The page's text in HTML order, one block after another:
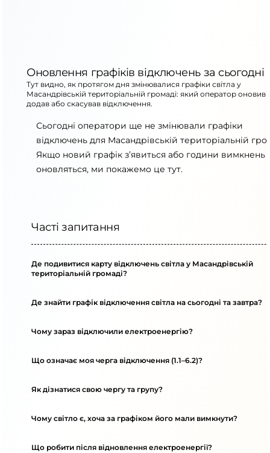
Оновлення графіків відключень за сьогодні
Тут видно, як протягом дня змінювалися графіки світла у
Масандрівській територіальній громаді: який оператор оновив
додав або скасував відключення.
Сьогодні оператори ще не змінювали графіки
відключень для Масандрівській територіальній
Якщо новий графік з’явиться або години вимкнень
оновляться, ми покажемо це тут.
Часті запитання
Де подивитися карту відключень світла у Масандрівській
територіальній громаді?
Де знайти графік відключення світла на сьогодні та завтра?
Чому зараз відключили електроенергію?
Що означає моя черга відключення (1.1–6.2)?
Як дізнатися свою чергу та групу?
Чому світло є, хоча за графіком його мали вимкнути?
Що робити після відновлення електроенергії?